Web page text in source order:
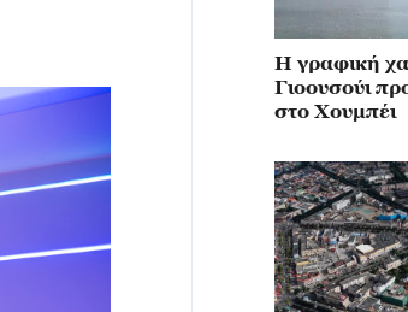
Η γραφική
Γιοουσούι
στο Χουμπέι